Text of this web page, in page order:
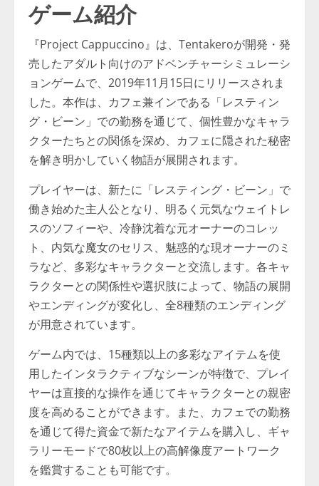
ゲーム紹介
『Project Cappuccino』は、Tentakeroが開発・発
売したアダルト向けのアドベンチャーシミュレーシ
ョンゲームで、2019年11月15日にリリースされま
した。本作は、カフェ兼インである「レスティン
グ・ビーン」での勤務を通じて、個性豊かなキャラ
クターたちとの関係を深め、カフェに隠された秘密
を解き明かしていく物語が展開されます。
プレイヤーは、新たに「レスティング・ビーン」で
働き始めた主人公となり、明るく元気なウェイトレ
スのソフィーや、冷静沈着な元オーナーのコレッ
ト、内気な魔女のセリス、魅惑的な現オーナーのミ
ラなど、多彩なキャラクターと交流します。各キャ
ラクターとの関係性や選択肢によって、物語の展開
やエンディングが変化し、全8種類のエンディング
が用意されています。
ゲーム内では、15種類以上の多彩なアイテムを使
用したインタラクティブなシーンが特徴で、プレイ
ヤーは直接的な操作を通じてキャラクターとの親密
度を高めることができます。また、カフェでの勤務
を通じて得た資金で新たなアイテムを購入し、ギャ
ラリーモードで80枚以上の高解像度アートワーク
を鑑賞することも可能です。